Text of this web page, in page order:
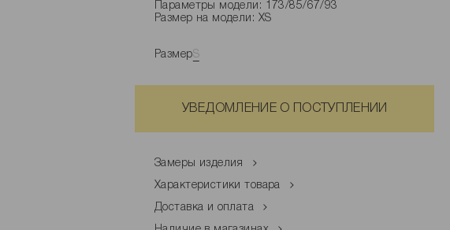
Параметры модели: 173/85/67/93
Размер на модели: XS
РазмерS
УВЕДОМЛЕНИЕ О ПОСТУПЛЕНИИ
Замеры изделия
Характеристики товара
Доставка и оплата